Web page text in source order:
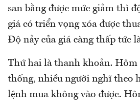
san bằng được mức giảm thì
giá có triển vọng xóa được
Độ nảy của giá càng thấp tức
Thứ hai là thanh khoản. Hôm
thống, nhiều người nghĩ theo
lệnh mua không vào được.